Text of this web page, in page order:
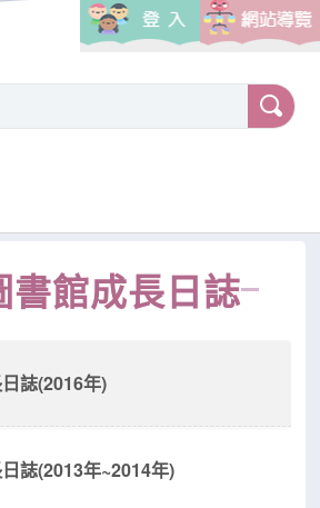
書館成長日誌
誌(2016年)
誌(2013年~2014年)